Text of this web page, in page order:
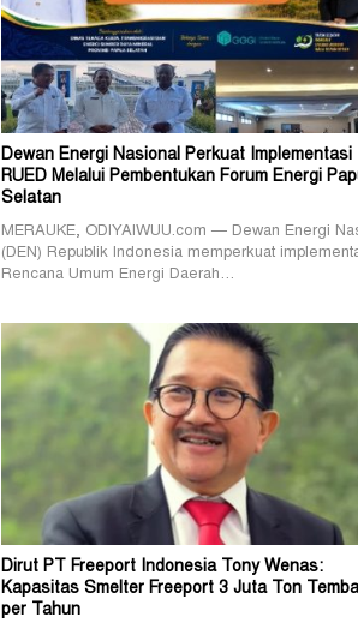
Dewan Energi Nasional Perkuat Implementasi
RUED Melalui Pembentukan Forum Energi
Selatan
MERAUKE, ODIYAIWUU.com — Dewan Energi
(DEN) Republik Indonesia memperkuat
Rencana Umum Energi Daerah…
Dirut PT Freeport Indonesia Tony Wenas:
Kapasitas Smelter Freeport 3 Juta Ton
per Tahun